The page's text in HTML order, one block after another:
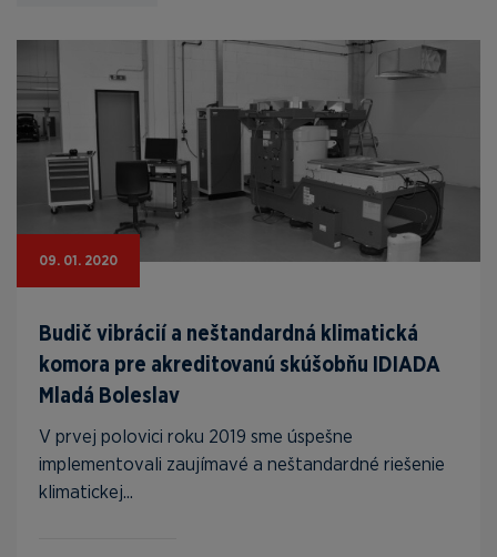
09. 01. 2020
Budič vibrácií a neštandardná klimatická
komora pre akreditovanú skúšobňu IDIADA
Mladá Boleslav
V prvej polovici roku 2019 sme úspešne
implementovali zaujímavé a neštandardné riešenie
klimatickej...